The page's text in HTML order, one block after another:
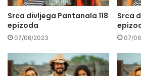
Srca divljega Pantanala 118
epizoda
07/06/2023
Srca
07/